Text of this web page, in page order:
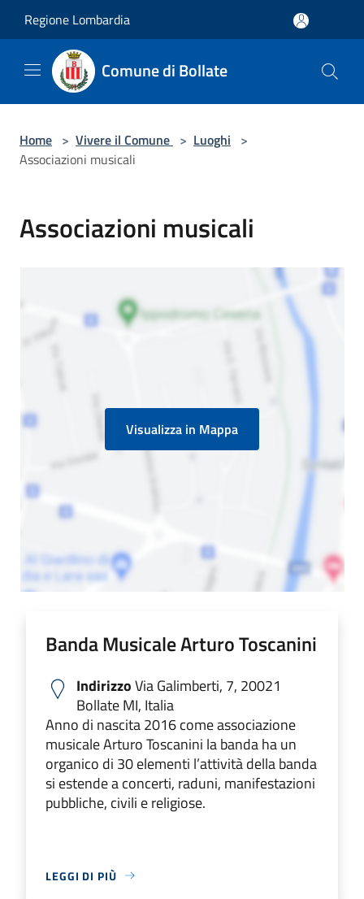
Regione Lombardia
Comune di Bollate
Home > Vivere il Comune > Luoghi >
Associazioni musicali
Associazioni musicali
Visualizza in Mappa
Banda Musicale Arturo Toscanini
IndirizzoVia Galimberti, 7, 20021
Bollate MI, Italia
Anno di nascita 2016 come associazione
musicale Arturo Toscanini la banda ha un
organico di 30 elementi l’attività della banda
si estende a concerti, raduni, manifestazioni
pubbliche, civili e religiose.
LEGGI DI PIÙ